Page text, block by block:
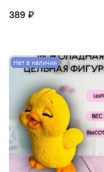
389 ₽
Нет в наличии